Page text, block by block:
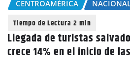
CENTROAMÉRICA
Llegada de turistas
crece 14% en el inicio de